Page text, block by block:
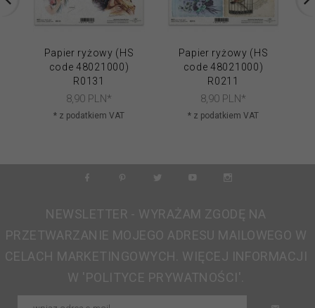
Papier ryżowy (HS
code 48021000)
R0131
8,90 PLN*
* z podatkiem VAT
Papier ryżowy (HS
code 48021000)
R0211
8,90 PLN*
* z podatkiem VAT
NEWSLETTER - WYRAŻAM ZGODĘ NA
PRZETWARZANIE MOJEGO ADRESU MAILOWEGO W
CELACH MARKETINGOWYCH. WIĘCEJ INFORMACJI
W 'POLITYCE PRYWATNOŚCI'.